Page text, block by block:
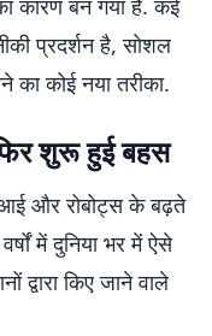
कारण बन गया है. कई
प्रदर्शन है, साेशल
का कोई नया तरीका.
शुरू हुई बहस
और रोबोट्स के बढ़ते
में दुनिया भर में ऐसे
द्वारा किए जाने वाले